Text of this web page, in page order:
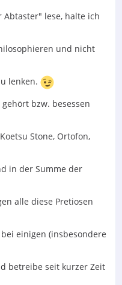
lese, halte ich
und nicht
lenken.
bzw. besessen
Stone, Ortofon,
in der Summe der
alle diese Pretiosen
einigen (insbesondere
betreibe seit kurzer Zeit